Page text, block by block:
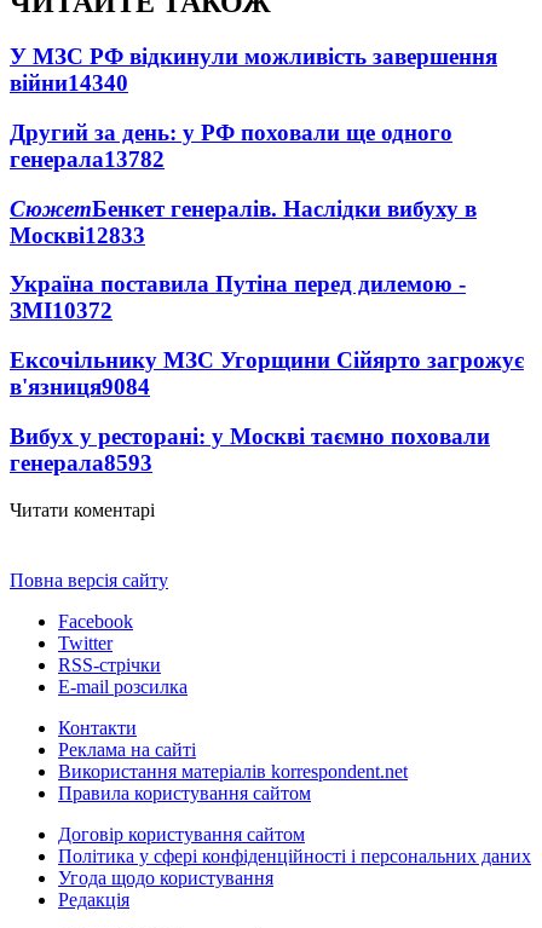
У МЗС РФ відкинули можливість завершення
війни14340
Другий за день: у РФ поховали ще одного
генерала13782
СюжетБенкет генералів. Наслідки вибуху в
Москві12833
Україна поставила Путіна перед дилемою -
ЗМІ10372
Ексочільнику МЗС Угорщини Сійярто загрожує
в'язниця9084
Вибух у ресторані: у Москві таємно поховали
генерала8593
Читати коментарі
Повна версія сайту
Facebook
Twitter
RSS-стрічки
E-mail розсилка
Контакти
Реклама на сайті
Використання матеріалів korrespondent.net
Правила користування сайтом
Договір користування сайтом
Політика у сфері конфіденційності і персональних даних
Угода щодо користування
Редакція